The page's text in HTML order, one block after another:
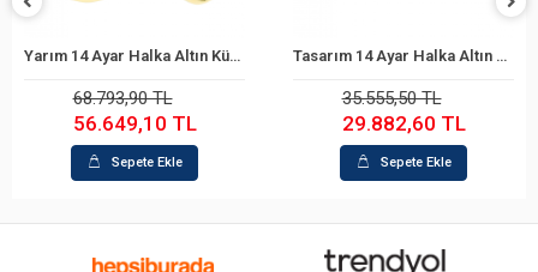
Sepete Ekle
Yarım 14 Ayar Halka Altın Küpe
68.793,90 TL
56.649,10 TL
Sepete Ekle
Sepete Ekle
Tasarım 14 Ayar Halka Altın Küpe
35.555,50 TL
29.882,60 TL
Sepete Ekle